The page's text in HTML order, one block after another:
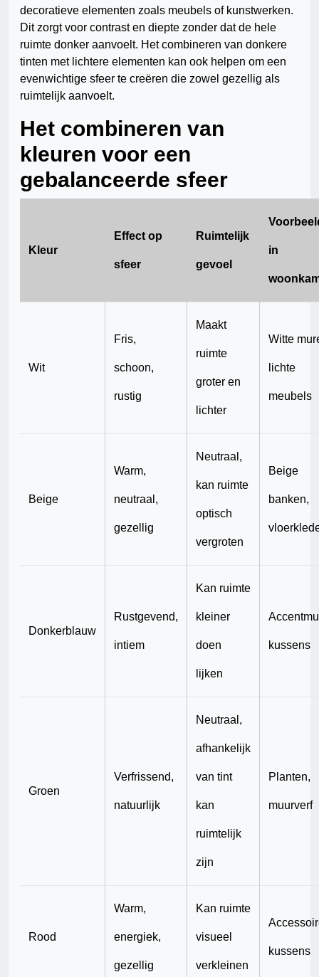
decoratieve elementen zoals meubels of kunstwerken.
Dit zorgt voor contrast en diepte zonder dat de hele
ruimte donker aanvoelt. Het combineren van donkere
tinten met lichtere elementen kan ook helpen om een
evenwichtige sfeer te creëren die zowel gezellig als
ruimtelijk aanvoelt.
Het combineren van
kleuren voor een
gebalanceerde sfeer
Kleur
Effect op
sfeer
Ruimtelijk
gevoel
in
Wit
Fris,
schoon,
rustig
Maakt
ruimte
groter en
lichter
Witte
lichte
meubels
Beige
Warm,
neutraal,
gezellig
Neutraal,
kan ruimte
optisch
vergroten
Beige
banken,
Donkerblauw
Rustgevend,
intiem
Kan ruimte
kleiner
doen
lijken
kussens
Groen
Verfrissend,
natuurlijk
Neutraal,
afhankelijk
van tint
kan
ruimtelijk
zijn
Planten,
muurverf
Rood
Warm,
energiek,
gezellig
Kan ruimte
visueel
verkleinen
kussens